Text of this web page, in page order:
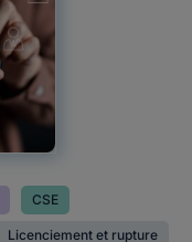
CSE
Licenciement et rupture